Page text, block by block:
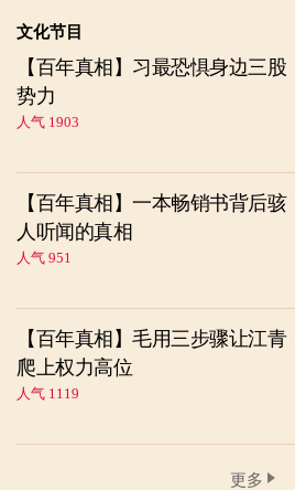
文化节目
【百年真相】习最恐惧身边三股
势力
人气 1903
【百年真相】一本畅销书背后骇
人听闻的真相
人气 951
【百年真相】毛用三步骤让江青
爬上权力高位
人气 1119
更多